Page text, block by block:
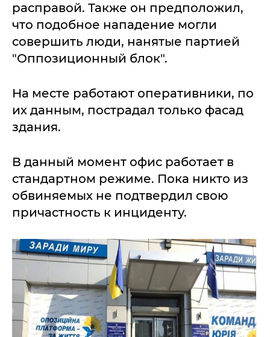
расправой. Также он предположил,
что подобное нападение могли
совершить люди, нанятые партией
"Оппозиционный блок".
На месте работают оперативники, по
их данным, пострадал только фасад
здания.
В данный момент офис работает в
стандартном режиме. Пока никто из
обвиняемых не подтвердил свою
причастность к инциденту.